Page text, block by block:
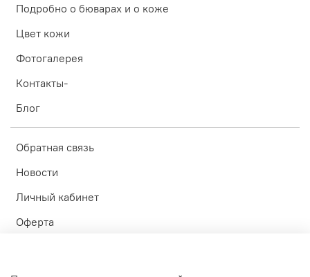
Подробно о бюварах и о коже
Цвет кожи
Фотогалерея
Контакты-
Блог
Обратная связь
Новости
Личный кабинет
Оферта